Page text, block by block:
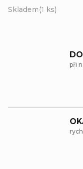
Skladem(1 ks)
při